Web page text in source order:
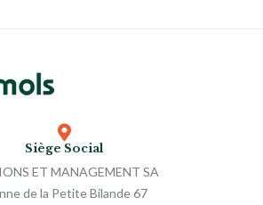
Siège Social
ET MANAGEMENT SA
de la Petite Bilande 67